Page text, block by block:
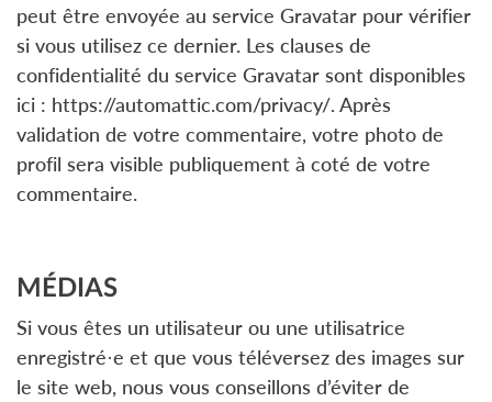
peut être envoyée au service Gravatar pour vérifier
si vous utilisez ce dernier. Les clauses de
confidentialité du service Gravatar sont disponibles
ici : https://automattic.com/privacy/. Après
validation de votre commentaire, votre photo de
profil sera visible publiquement à coté de votre
commentaire.
MÉDIAS
Si vous êtes un utilisateur ou une utilisatrice
enregistré·e et que vous téléversez des images sur
le site web, nous vous conseillons d’éviter de